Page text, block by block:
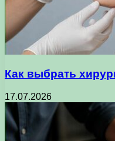
Как выбрать
17.07.2026